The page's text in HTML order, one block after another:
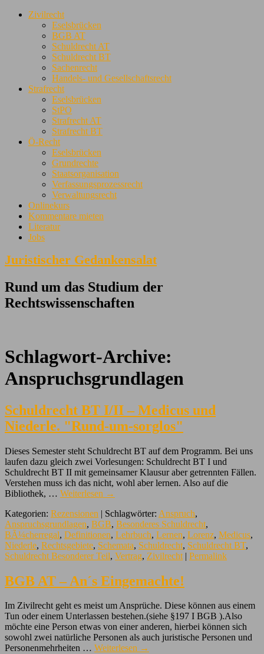
Zivilrecht
Eselsbrücken
BGB AT
Schuldrecht AT
Schuldrecht BT
Sachenrecht
Handels- und Gesellschaftsrecht
Strafrecht
Eselsbrücken
StPO
Strafrecht AT
Strafrecht BT
Ö-Recht
Eselsbrücken
Grundrechte
Staatsorganisation
Verfassungsprozessrecht
Verwaltungsrecht
Onlinekurs
Kommentare mieten
Literatur
Jobs
Juristischer Gedankensalat
Rund um das Studium der
Rechtswissenschaften
Schlagwort-Archive:
Anspruchsgrundlagen
Schuldrecht BT I/II – Medicus und
Niederle. "Rund-um-sorglos"
Dieses Semester steht Schuldrecht BT auf dem Programm. Bei uns
laufen dazu gleich zwei Vorlesungen: Schuldrecht BT I und
Schuldrecht BT II mit gemeinsamer Klausur aber getrennten Fällen.
Verstehen muss ich das nicht, wohl aber lernen. Also auf die
Bibliothek, … Weiterlesen →
Kategorien: Rezensionen | Schlagwörter: Anspruch,
Anspruchsgrundlagen, BGB, Besonderes Schuldrecht,
BÃ¼cherregal, Definitionen, Lehrbuch, Lernen, Lorenz, Medicus,
Niederle, Rechtsgebiete, Schemata, Schuldrecht, Schuldrecht BT,
Schuldrecht Besonderer Teil, Vertrag, Zivilrecht | Permalink
BGB AT – An´s Eingemachte!
Im Zivilrecht geht es meist um Ansprüche. Diese können aus einem
Tun oder einem Unterlassen bestehen.(siehe §197 I BGB ).Also
möchte eine Person etwas von einer anderen, hierbei können sich
sowohl zwei natürliche Personen als auch juristische Personen und
Personenmehrheiten … Weiterlesen →